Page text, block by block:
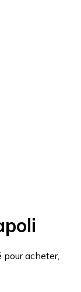
acheter,